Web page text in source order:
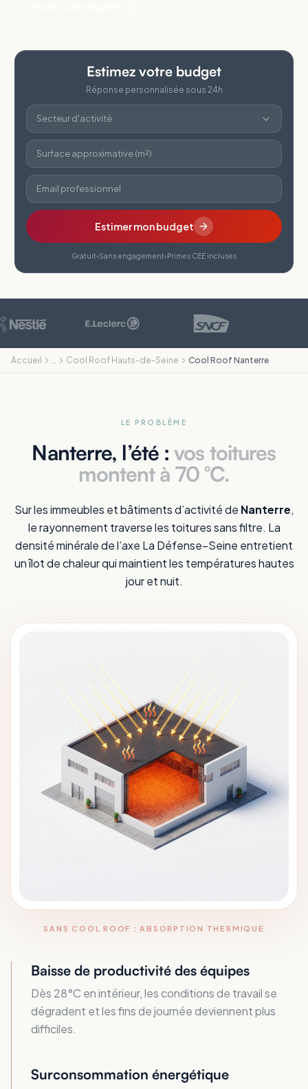
Estimez votre budget
Réponse personnalisée sous 24h
Secteur d'activité
Surface approximative (m²)
Email professionnel
Estimer mon budget
Gratuit Sans engagement Primes CEE incluses
Accueil … Cool Roof Hauts-de-Seine Cool Roof Nanterre
LE PROBLÈME
Nanterre, l’été : vos toitures
montent à 70 °C.
Sur les immeubles et bâtiments d’activité de Nanterre,
le rayonnement traverse les toitures sans filtre. La
densité minérale de l’axe La Défense–Seine entretient
un îlot de chaleur qui maintient les températures hautes
jour et nuit.
SANS COOL ROOF : ABSORPTION THERMIQUE
Baisse de productivité des équipes
Dès 28°C en intérieur, les conditions de travail se
dégradent et les fins de journée deviennent plus
difficiles.
Surconsommation énergétique